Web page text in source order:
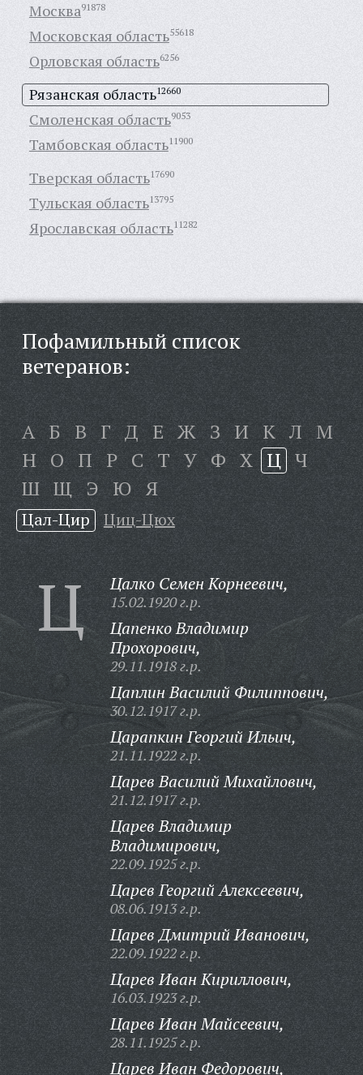
Москва91878
Московская область55618
Орловская область6256
Рязанская область12660
Смоленская область9053
Тамбовская область11900
Тверская область17690
Тульская область13795
Ярославская область11282
Пофамильный список
ветеранов:
А Б В Г Д Е Ж З И К Л М
Н О П Р С Т У Ф Х Ц Ч
Ш Щ Э Ю Я
Цал-Цир Циц-Цюх
Ц Цалко Семен Корнеевич,
15.02.1920 г.р.
Цапенко Владимир
Прохорович,
29.11.1918 г.р.
Цаплин Василий Филиппович,
30.12.1917 г.р.
Царапкин Георгий Ильич,
21.11.1922 г.р.
Царев Василий Михайлович,
21.12.1917 г.р.
Царев Владимир
Владимирович,
22.09.1925 г.р.
Царев Георгий Алексеевич,
08.06.1913 г.р.
Царев Дмитрий Иванович,
22.09.1922 г.р.
Царев Иван Кириллович,
16.03.1923 г.р.
Царев Иван Майсеевич,
28.11.1925 г.р.
Царев Иван Федорович,